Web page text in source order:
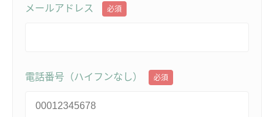
メールアドレス 必須
電話番号（ハイフンなし） 必須